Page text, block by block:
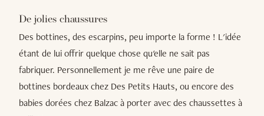
De jolies chaussures
Des bottines, des escarpins, peu importe la forme ! L'idée
étant de lui offrir quelque chose qu'elle ne sait pas
fabriquer. Personnellement je me rêve une paire de
bottines bordeaux chez Des Petits Hauts, ou encore des
babies dorées chez Balzac à porter avec des chaussettes à